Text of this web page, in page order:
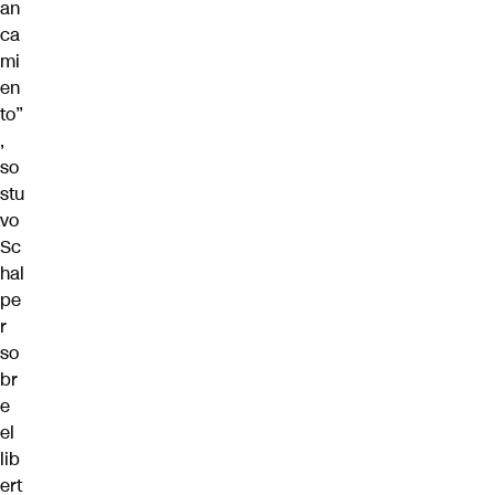
an
ca
mi
en
to”
,
so
stu
vo
Sc
hal
pe
r
so
br
e
el
lib
ert